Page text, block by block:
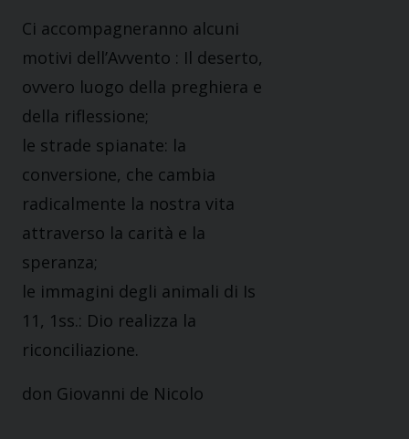
Ci accompagneranno alcuni
motivi dell’Avvento : Il deserto,
ovvero luogo della preghiera e
della riflessione;
le strade spianate: la
conversione, che cambia
radicalmente la nostra vita
attraverso la carità e la
speranza;
le immagini degli animali di Is
11, 1ss.: Dio realizza la
riconciliazione.
don Giovanni de Nicolo